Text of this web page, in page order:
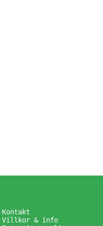
Kontakt
Villkor & info